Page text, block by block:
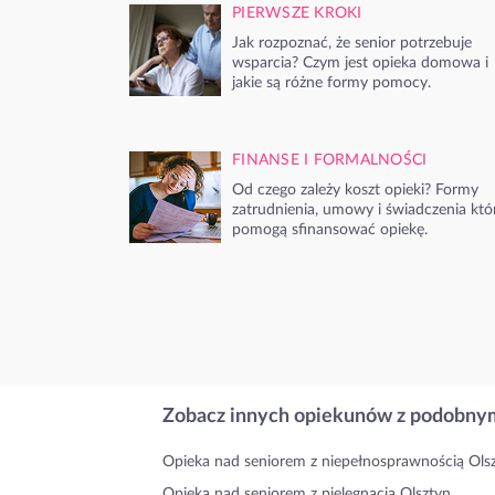
PIERWSZE KROKI
Jak rozpoznać, że senior potrzebuje
wsparcia? Czym jest opieka domowa i
jakie są różne formy pomocy.
FINANSE I FORMALNOŚCI
Od czego zależy koszt opieki? Formy
zatrudnienia, umowy i świadczenia
pomogą sfinansować opiekę.
Zobacz innych opiekunów z
Opieka nad seniorem z niepełnosprawnością